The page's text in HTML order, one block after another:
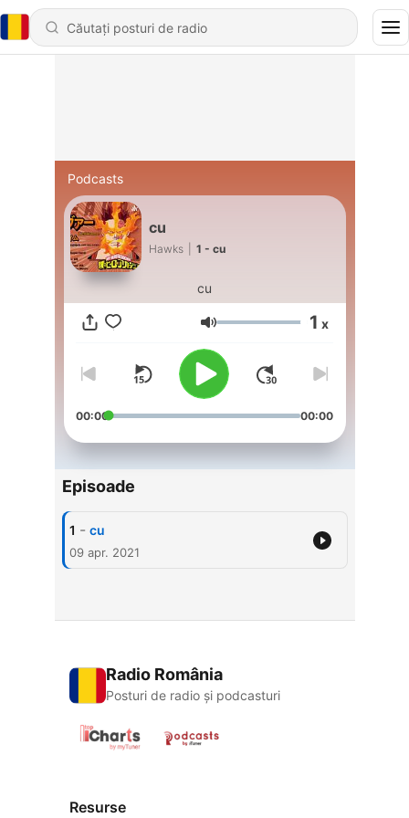
Podcasts
cu
Hawks 1 - cu
cu
Volum 1 x
00:00 00:00
Episoade
1 - cu
09 apr. 2021
Radio România
Posturi de radio și podcasturi
Resurse